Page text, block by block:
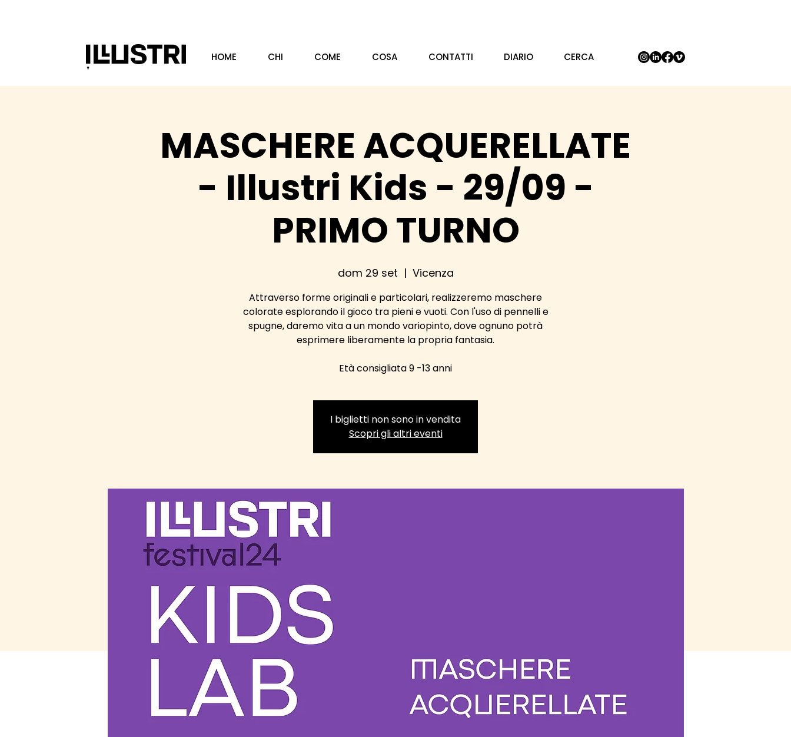
HOME CHI COME COSA CONTATTI DIARIO CERCA
MASCHERE ACQUERELLATE
- Illustri Kids - 29/09 -
PRIMO TURNO
dom 29 set
  |
Vicenza
Attraverso forme originali e particolari, realizzeremo maschere
colorate esplorando il gioco tra pieni e vuoti. Con l'uso di pennelli e
spugne, daremo vita a un mondo variopinto, dove ognuno potrà
esprimere liberamente la propria fantasia.
Età consigliata 9 -13 anni
I biglietti non sono in vendita
Scopri gli altri eventi